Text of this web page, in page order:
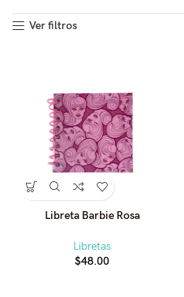
Ver filtros
Libreta Barbie Rosa
Libretas
$48.00